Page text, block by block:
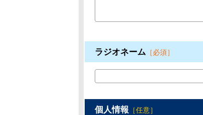
ラジオネーム ［必須］
個人情報 ［任意］